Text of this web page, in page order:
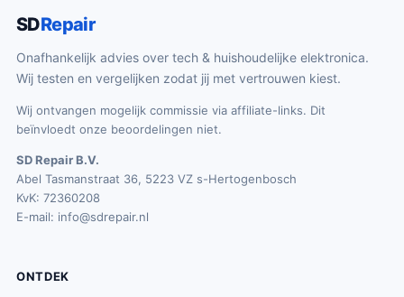
SDRepair
Onafhankelijk advies over tech & huishoudelijke elektronica.
Wij testen en vergelijken zodat jij met vertrouwen kiest.
Wij ontvangen mogelijk commissie via affiliate-links. Dit
beïnvloedt onze beoordelingen niet.
SD Repair B.V.
Abel Tasmanstraat 36, 5223 VZ s-Hertogenbosch
KvK: 72360208
E-mail: info@sdrepair.nl
ONTDEK